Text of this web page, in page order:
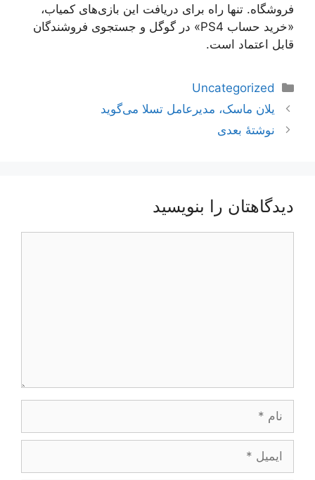
فروشگاه. تنها راه برای دریافت این بازی‌های کمیاب،
«خرید حساب PS4» در گوگل و جستجوی فروشندگان
قابل اعتماد است.
دسته‌ها
Uncategorized
ناوبری
نوشته‌ها
یلان ماسک، مدیرعامل تسلا می‌گوید
نوشتهٔ بعدی
دیدگاهتان را بنویسید
ایمیل